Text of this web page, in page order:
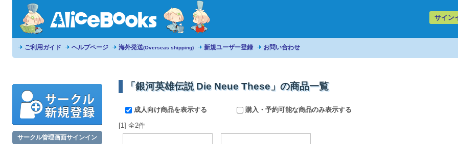
サイン
ご利用ガイド ヘルプページ 海外発送(Overseas shipping) 新規ユーザー登録 お問い合わせ
サークル管理画面サインイン
「銀河英雄伝説 Die Neue These」の商品一覧
成人向け商品を表示する 購入・予約可能な商品のみ表示する
[1] 全2件